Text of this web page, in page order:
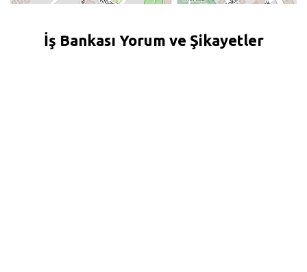
İş Bankası Yorum ve Şikayetler